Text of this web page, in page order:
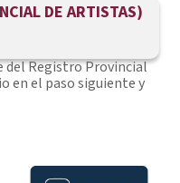
DE ARTISTAS)
del Registro Provincial
en el paso siguiente y